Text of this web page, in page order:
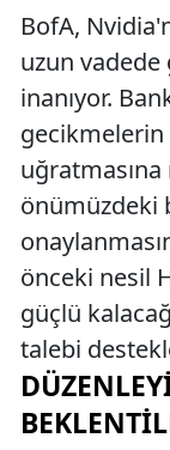
BofA,
uzun vadede
inanıyor.
gecikmelerin
önümüzdeki
önceki nesil
güçlü
talebi